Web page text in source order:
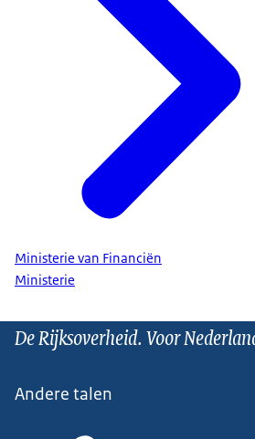
Ministerie van Financiën
Ministerie
De Rijksoverheid. Voor
Andere talen